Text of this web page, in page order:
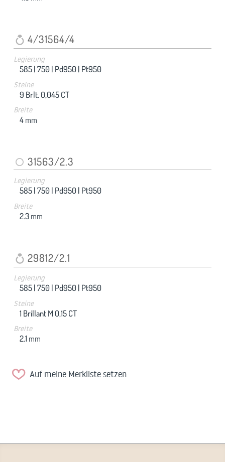
4/31564/4
Legierung
585 |750 | Pd950 | Pt950
Steine
9 Brlt. 0,045 CT
Breite
4 mm
31563/2.3
Legierung
585 |750 | Pd950 | Pt950
Breite
2.3 mm
29812/2.1
Legierung
585 |750 | Pd950 | Pt950
Steine
1 Brillant M 0,15 CT
Breite
2.1 mm
Auf meine Merkliste setzen